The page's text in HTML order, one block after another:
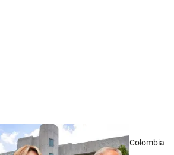
Colombia